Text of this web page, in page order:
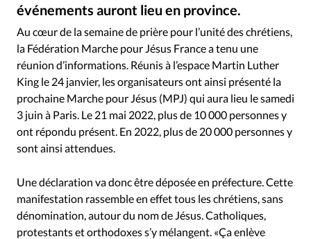
Eglises
Histoire Laicité
Liberté religieuse
Mission
Monde People Politique
Religions
Société
événements auront lieu en province.
©Twitter (Montage Alliance Presse) - La Marche pour Jésus nationale a rassemblé 10 000 chrétiens en 2022
Au cœur de la semaine de prière pour l’unité des chrétiens,
la Fédération Marche pour Jésus France a tenu une
réunion d’informations. Réunis à l’espace Martin Luther
King le 24 janvier, les organisateurs ont ainsi présenté la
prochaine Marche pour Jésus (MPJ) qui aura lieu le samedi
3 juin à Paris. Le 21 mai 2022, plus de 10 000 personnes y
ont répondu présent. En 2022, plus de 20 000 personnes y
sont ainsi attendues.
Une déclaration va donc être déposée en préfecture. Cette
manifestation rassemble en effet tous les chrétiens, sans
dénomination, autour du nom de Jésus. Catholiques,
protestants et orthodoxes s’y mélangent. «Ça enlève